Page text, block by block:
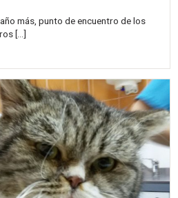
más, punto de encuentro de los
[…]